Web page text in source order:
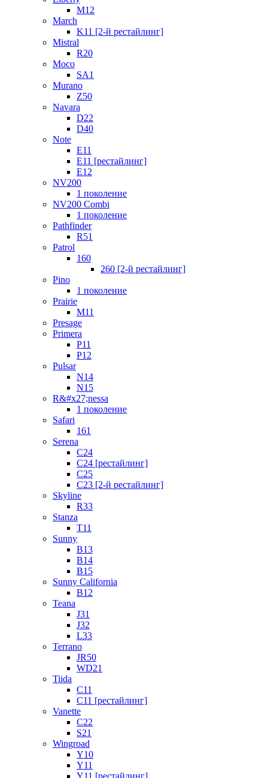
M12
March
K11 [2-й рестайлинг]
Mistral
R20
Moco
SA1
Murano
Z50
Navara
D22
D40
Note
E11
E11 [рестайлинг]
E12
NV200
1 поколение
NV200 Combi
1 поколение
Pathfinder
R51
Patrol
160
260 [2-й рестайлинг]
Pino
1 поколение
Prairie
M11
Presage
Primera
P11
P12
Pulsar
N14
N15
R&#x27;nessa
1 поколение
Safari
161
Serena
C24
C24 [рестайлинг]
C25
С23 [2-й рестайлинг]
Skyline
R33
Stanza
T11
Sunny
B13
B14
B15
Sunny California
B12
Teana
J31
J32
L33
Terrano
JR50
WD21
Tiida
C11
C11 [рестайлинг]
Vanette
C22
S21
Wingroad
Y10
Y11
Y11 [рестайлинг]